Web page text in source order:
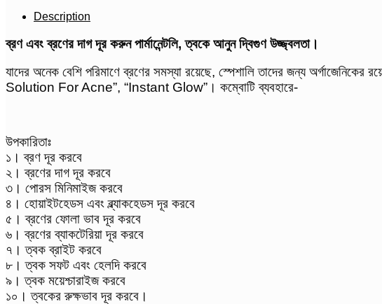
quantity
Description
ব্রণ এবং ব্রণের দাগ দূর করুন পার্মানেন্টলি, ত্বকে আনুন দ্বিগুণ উজ্জ্বলতা।
যাদের অনেক বেশি পরিমাণে ব্রণের সমস্যা রয়েছে, স্পেশালি তাদের জন্য
Solution For Acne”, “Instant Glow”। কম্বোটি ব্যবহারে-
উপকারিতাঃ
১। ব্রণ দূর করবে
২। ব্রণের দাগ দূর করবে
৩। পোরস মিনিমাইজ করবে
৪। হোয়াইটহেডস এবং ব্ল্যাকহেডস দূর করবে
৫। ব্রণের ফোলা ভাব দূর করবে
৬। ব্রণের ব্যাকটেরিয়া দূর করবে
৭। ত্বক ব্রাইট করবে
৮। ত্বক সফট এবং হেলদি করবে
৯। ত্বক ময়েশ্চারাইজ করবে
১০। ত্বকের রুক্ষভাব দূর করবে।